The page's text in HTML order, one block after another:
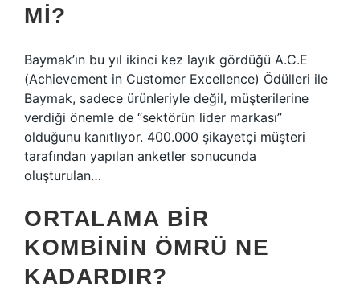
MI?
Baymak’ın bu yıl ikinci kez layık gördüğü A.C.E
(Achievement in Customer Excellence) Ödülleri ile
Baymak, sadece ürünleriyle değil, müşterilerine
verdiği önemle de “sektörün lider markası”
olduğunu kanıtlıyor. 400.000 şikayetçi müşteri
tarafından yapılan anketler sonucunda
oluşturulan…
ORTALAMA BIR
KOMBININ ÖMRÜ NE
KADARDIR?